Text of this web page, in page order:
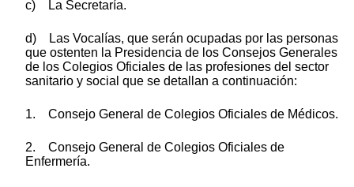
c) La Secretaría.
d) Las Vocalías, que serán ocupadas por las personas
que ostenten la Presidencia de los Consejos Generales
de los Colegios Oficiales de las profesiones del sector
sanitario y social que se detallan a continuación:
1. Consejo General de Colegios Oficiales de Médicos.
2. Consejo General de Colegios Oficiales de
Enfermería.